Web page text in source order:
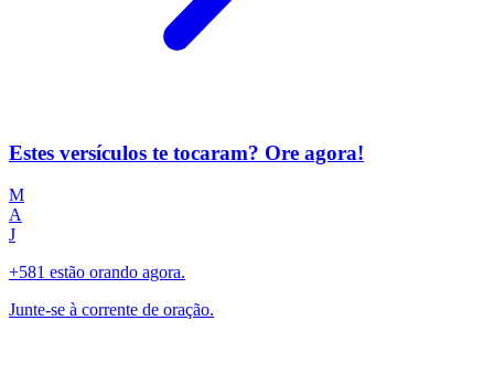
Estes versículos te tocaram? Ore agora!
M
A
J
+581 estão orando agora.
Junte-se à corrente de oração.